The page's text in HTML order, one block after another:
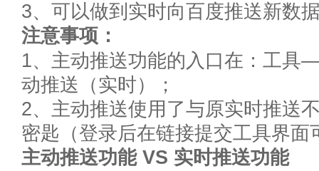
3、可以做到实时向百度推送新数
注意事项：
1、主动推送功能的入口在：
动推送（实时）；
2、主动推送使用了与原实时推送
密匙（登录后在链接提交工具界面
主动推送功能 VS 实时推送功能